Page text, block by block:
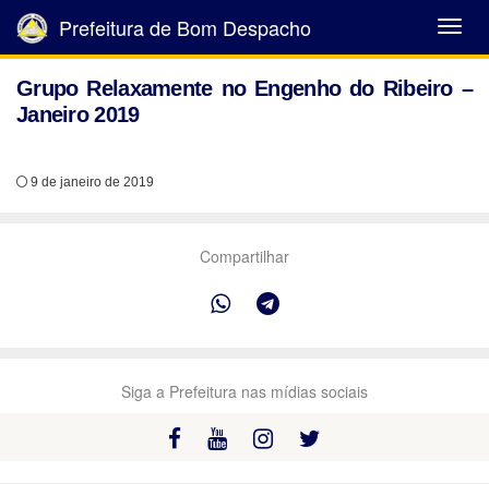
Abrir
Menu
Prefeitura de Bom Despacho
Grupo Relaxamente no Engenho do Ribeiro –
Janeiro 2019
9 de janeiro de 2019
Compartilhar
Siga a Prefeitura nas mídias sociais